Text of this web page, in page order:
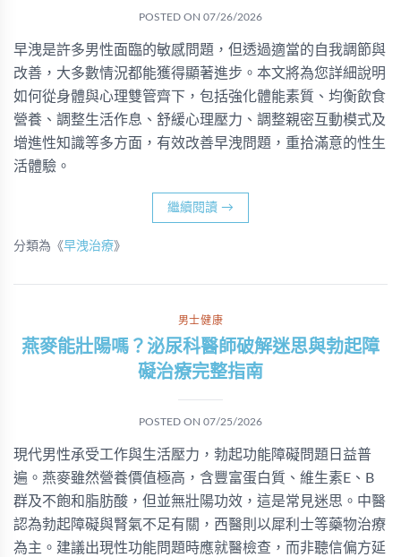
POSTED ON 07/26/2026
早洩是許多男性面臨的敏感問題，但透過適當的自我調節與
改善，大多數情況都能獲得顯著進步。本文將為您詳細說明
如何從身體與心理雙管齊下，包括強化體能素質、均衡飲食
營養、調整生活作息、舒緩心理壓力、調整親密互動模式及
增進性知識等多方面，有效改善早洩問題，重拾滿意的性生
活體驗。
繼續閱讀 →
分類為《早洩治療》
男士健康
燕麥能壯陽嗎？泌尿科醫師破解迷思與勃起障
礙治療完整指南
POSTED ON 07/25/2026
現代男性承受工作與生活壓力，勃起功能障礙問題日益普
遍。燕麥雖然營養價值極高，含豐富蛋白質、維生素E、B
群及不飽和脂肪酸，但並無壯陽功效，這是常見迷思。中醫
認為勃起障礙與腎氣不足有關，西醫則以犀利士等藥物治療
為主。建議出現性功能問題時應就醫檢查，而非聽信偏方延